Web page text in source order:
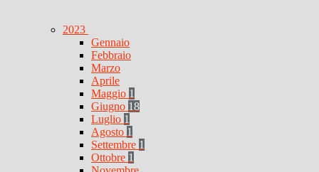
2023
Gennaio
Febbraio
Marzo
Aprile
Maggio 1
Giugno 18
Luglio 1
Agosto 1
Settembre 1
Ottobre 1